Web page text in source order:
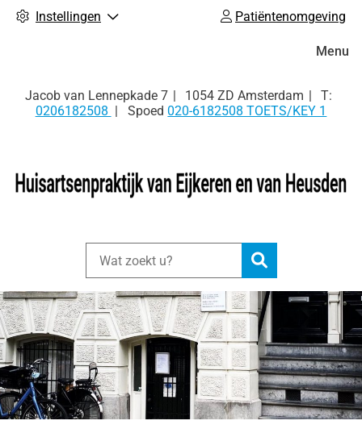
Instellingen Patiëntenomgeving
Jacob van Lennepkade 7 1054 ZD Amsterdam
0206182508
Spoed 020-6182508 TOETS/KEY 1
Zoeken
Menu